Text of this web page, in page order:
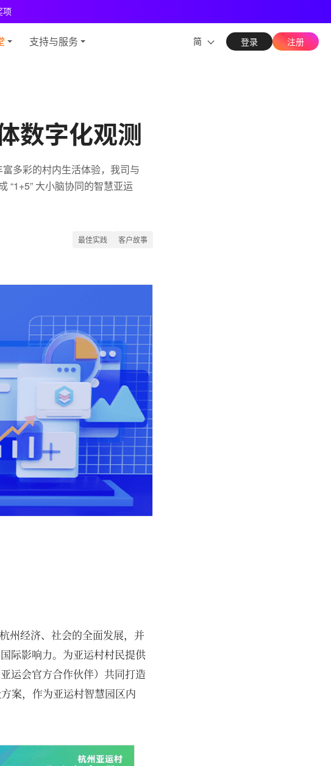
项
享强大可观测能力
支持与服务 简 登录 注册
数字化观测
多彩的村内生活体验，我司与
“1+5” 大小脑协同的智慧亚运
最佳实践 客户故事
州经济、社会的全面发展，并
际影响力。为亚运村村民提供
运会官方合作伙伴）共同打造
案，作为亚运村智慧园区内